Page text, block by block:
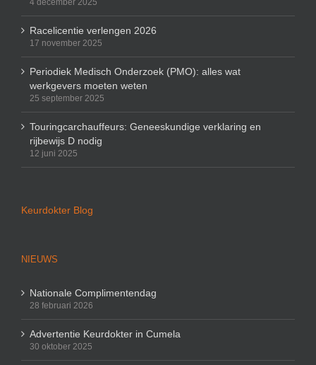
4 december 2025
Racelicentie verlengen 2026
17 november 2025
Periodiek Medisch Onderzoek (PMO): alles wat
werkgevers moeten weten
25 september 2025
Touringcarchauffeurs: Geneeskundige verklaring en
rijbewijs D nodig
12 juni 2025
Keurdokter Blog
NIEUWS
Nationale Complimentendag
28 februari 2026
Advertentie Keurdokter in Cumela
30 oktober 2025